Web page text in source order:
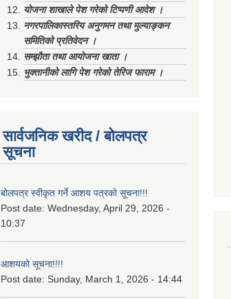
योजना शाखाले पेश गरेको टिप्पणी आदेश ।
नगरपालिकास्तरिय अनुगमन तथा मुल्याङ्कन
समितिको प्रतिवेदन ।
सम्झौता तथा आयोजना खाता ।
भुक्तानीको लागि पेश गरेको तेरिज फाराम ।
सार्वजनिक खरीद / बोलपत्र
सूचना
बोलपत्र स्वीकृत गर्ने आशय पत्रको सूचना!!!
Post date: Wednesday, April 29, 2026 -
10:37
आशयको सूचना!!!!
Post date: Sunday, March 1, 2026 - 14:44